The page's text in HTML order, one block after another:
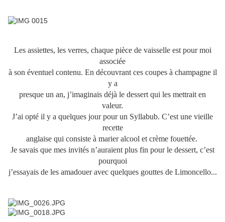
Les assiettes, les verres, chaque pièce de vaisselle est pour moi
associée
à son éventuel contenu. En découvrant ces coupes à champagne il
y a
presque un an, j’imaginais déjà le dessert qui les mettrait en
valeur.
J’ai opté il y a quelques jour pour un Syllabub. C’est une vieille
recette
anglaise qui consiste à marier alcool et crème fouettée.
Je savais que mes invités n’auraient plus fin pour le dessert, c’est
pourquoi
j’essayais de les amadouer avec quelques gouttes de Limoncello...